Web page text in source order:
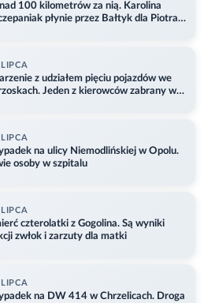
100 kilometrów za nią. Karolina
płynie przez Bałtyk dla Piotra.
z udziałem pięciu pojazdów we
Jeden z kierowców zabrany w
na ulicy Niemodlińskiej w Opolu.
osoby w szpitalu
czterolatki z Gogolina. Są wyniki
zwłok i zarzuty dla matki
na DW 414 w Chrzelicach. Droga